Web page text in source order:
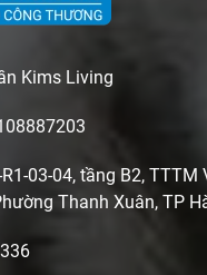
Kims Living
03-04, tầng B2, TTTM
Thanh Xuân, TP